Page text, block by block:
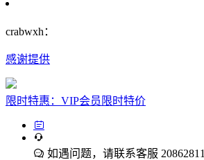
crabwxh：
感谢提供
限时特惠：VIP会员限时特价
如遇问题，请联系客服 20862811